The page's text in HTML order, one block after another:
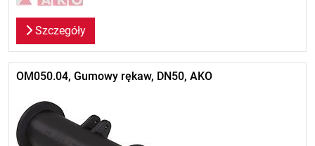
Szczegóły
OM050.04, Gumowy rękaw, DN50, AKO